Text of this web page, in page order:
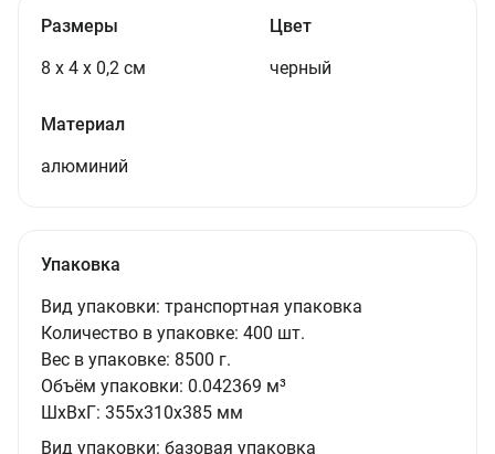
Размеры
8 х 4 х 0,2 см
Цвет
черный
Материал
алюминий
Упаковка
Вид упаковки: транспортная упаковка
Количество в упаковке: 400 шт.
Вес в упаковке: 8500 г.
Объём упаковки: 0.042369 м³
ШxВxГ: 355x310x385 мм
Вид упаковки: базовая упаковка